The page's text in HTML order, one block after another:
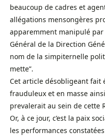
beaucoup de cadres et
allégations mensongères
apparemment manipulé
Général de la Direction
nom de la simpiternelle
mette”.
Cet article désobligeant fait
frauduleux et en masse
prevalerait au sein de cette
Or, à ce jour, c’est la paix
les performances constatées